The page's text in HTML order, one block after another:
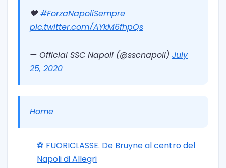
💙#ForzaNapoliSempre
pic.twitter.com/AYkM6fhpQs
— Official SSC Napoli (@sscnapoli) July
25, 2020
Home
⚽️ FUORICLASSE. De Bruyne al centro del
Napoli di Allegri